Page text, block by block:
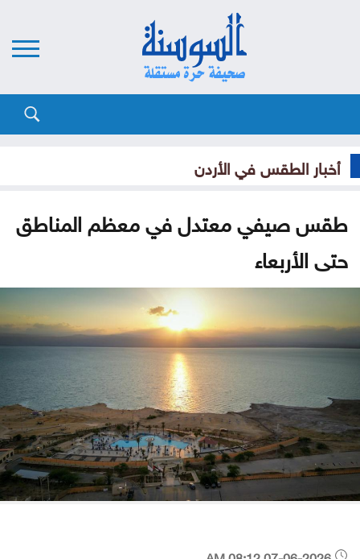
أخبار الطقس في الأردن
طقس صيفي معتدل في معظم المناطق
حتى الأربعاء